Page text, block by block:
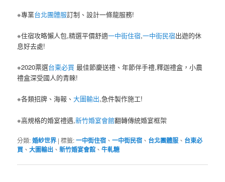
※專業台北團體服訂制、設計一條龍服務!
※住宿攻略懶人包,精選平價舒適一中街住宿,一中街民宿出遊的休
息好去處!
※2020票選台東必買 最佳節慶送禮、年節伴手禮,釋迦禮盒，小農
禮盒深受國人的青睞!
※各類招牌、海報、大圖輸出,急件製作施工!
※高規格的婚宴禮遇,新竹婚宴會館翻轉傳統婚宴框架
分類:婚紗世界 |標籤:一中街住宿 、一中街民宿 、 台北團體服 、 台東必
買 、大圖輸出 、新竹婚宴會館 、牛軋糖